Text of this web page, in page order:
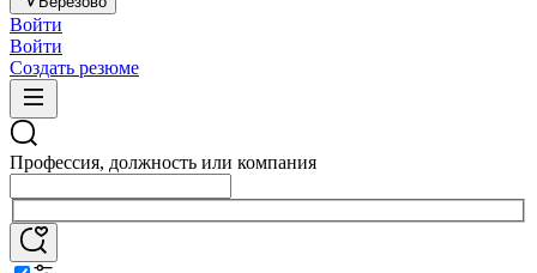
Войти
Войти
Создать резюме
Профессия, должность или компания